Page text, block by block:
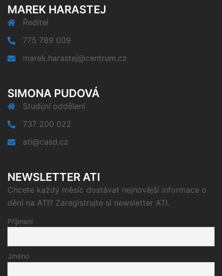
MAREK HARASTEJ
Ředitel
775 789 009
marek.harastej@centrum.cz
SIMONA PUDOVÁ
Studijní oddělení
737 200 022
ati@casd.cz
NEWSLETTER ATI
Chcete každý měsíc dostávat nejnovější informace o
dění na ATI? Zaregistrujte si newsletter ATI.
Příjmení
Jméno